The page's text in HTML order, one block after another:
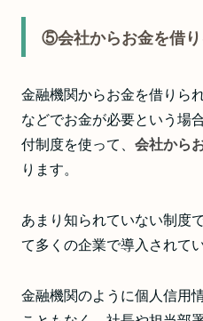
⑤会社からお金を借り
金融機関からお金を借りら
などでお金が必要という場
付制度を使って、 会社から
ります。
あまり知られていない制度
て多くの企業で導入されてい
金融機関のように個人信用